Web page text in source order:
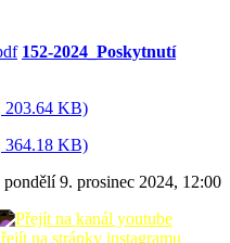
152-2024_Poskytnutí
203.64 KB)
364.18 KB)
pondělí 9. prosinec 2024, 12:00